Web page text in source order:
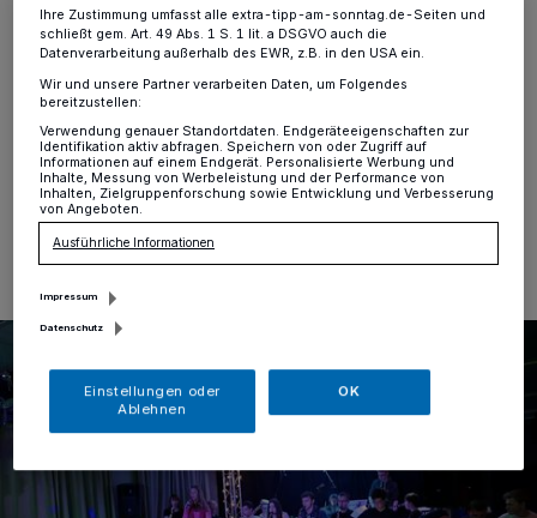
Kamp-Lintfort·Die Musikschule Kamp-Lintfort lädt
am Freitag, 19. Juni, um 19 Uhr zu „Kalibriert“ ins Ka-
Liber an der Moerser Straße 316 ein.
09.06.2026 , 12:56 Uhr
Ihre Zustimmung umfasst alle extra-tipp-am-sonntag.de-Seiten und
schließt gem. Art. 49 Abs. 1 S. 1 lit. a DSGVO auch die
Datenverarbeitung außerhalb des EWR, z.B. in den USA ein.
Wir und unsere Partner verarbeiten Daten, um Folgendes
bereitzustellen:
Verwendung genauer Standortdaten. Endgeräteeigenschaften zur
Identifikation aktiv abfragen. Speichern von oder Zugriff auf
Informationen auf einem Endgerät. Personalisierte Werbung und
Inhalte, Messung von Werbeleistung und der Performance von
Inhalten, Zielgruppenforschung sowie Entwicklung und Verbesserung
von Angeboten.
Ausführliche Informationen
Impressum
Datenschutz
Einstellungen oder
Ablehnen
OK